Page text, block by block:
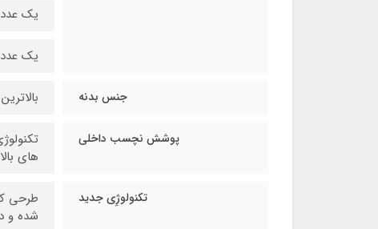
یک عدد تابه 28 تک
یک عدد
جنس بدنه بالاترین
پوشش نچسب داخلی
های بالا
تکنولوژِی جدید
طرحی
شده و